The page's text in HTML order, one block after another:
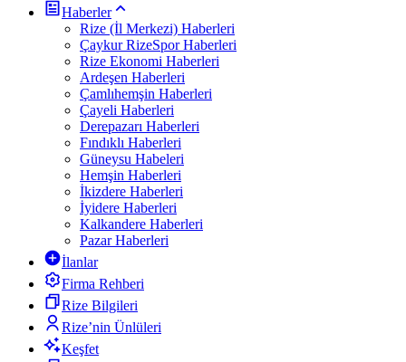
Haberler
Rize (İl Merkezi) Haberleri
Çaykur RizeSpor Haberleri
Rize Ekonomi Haberleri
Ardeşen Haberleri
Çamlıhemşin Haberleri
Çayeli Haberleri
Derepazarı Haberleri
Fındıklı Haberleri
Güneysu Habeleri
Hemşin Haberleri
İkizdere Haberleri
İyidere Haberleri
Kalkandere Haberleri
Pazar Haberleri
İlanlar
Firma Rehberi
Rize Bilgileri
Rize’nin Ünlüleri
Keşfet